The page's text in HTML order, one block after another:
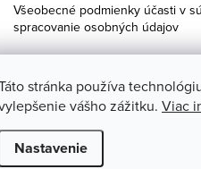
stránka používa
vášho zážitku. Viac
Nastavenie
Všeobecné podmienky účasti v
spracovanie osobných údajov
vyhradené.Upraviť nastavenie